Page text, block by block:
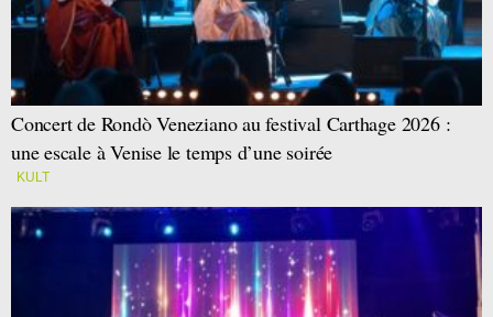
Concert de Rondò Veneziano au festival Carthage 2026 :
une escale à Venise le temps d’une soirée
KULT